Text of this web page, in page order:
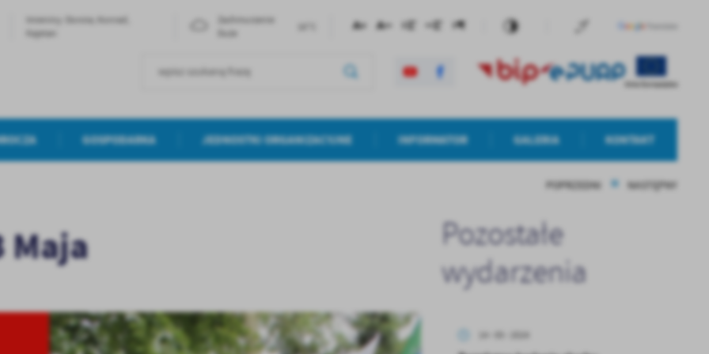
Imieniny: Dorota, Konrad,
Kajetan
GOSPODARKA JEDNOSTKI ORGANIZACYJNE INFORMATOR GALERIA KONTAKT
POPRZEDNI NASTĘPNY
Pozostałe
wydarzenia